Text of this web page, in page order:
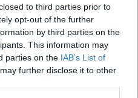
to third parties prior to
opt-out of the further
by third parties on the
This information may
parties on the IAB’s List of
further disclose it to other
a Placebo is akik